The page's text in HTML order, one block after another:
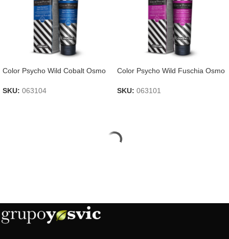
Color Psycho Wild Cobalt Osmo
SKU: 063104
Color Psycho Wild Fuschia Osmo
SKU: 063101